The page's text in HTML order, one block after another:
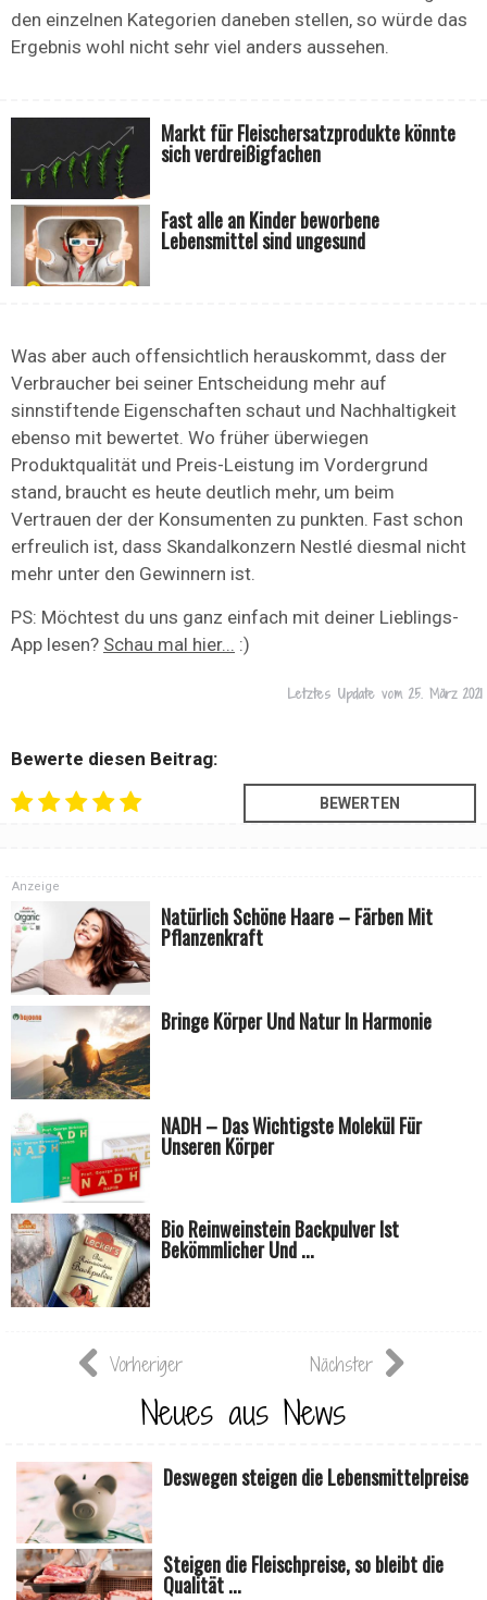
den einzelnen Kategorien daneben stellen, so würde das
Ergebnis wohl nicht sehr viel anders aussehen.
Markt für Fleischersatzprodukte könnte
sich verdreißigfachen
Fast alle an Kinder beworbene
Lebensmittel sind ungesund
Was aber auch offensichtlich herauskommt, dass der
Verbraucher bei seiner Entscheidung mehr auf
sinnstiftende Eigenschaften schaut und Nachhaltigkeit
ebenso mit bewertet. Wo früher überwiegen
Produktqualität und Preis-Leistung im Vordergrund
stand, braucht es heute deutlich mehr, um beim
Vertrauen der der Konsumenten zu punkten. Fast schon
erfreulich ist, dass Skandalkonzern Nestlé diesmal nicht
mehr unter den Gewinnern ist.
PS: Möchtest du uns ganz einfach mit deiner Lieblings-
App lesen? Schau mal hier... :)
Letztes Update vom 25. März 2021
Bewerte diesen Beitrag:
Natürlich Schöne Haare – Färben Mit
Pflanzenkraft
Bringe Körper Und Natur In Harmonie
Anzeige
NADH – Das Wichtigste Molekül Für
Unseren Körper
Bio Reinweinstein Backpulver Ist
Bekömmlicher Und ...
Vorheriger Nächster
Neues aus News
Deswegen steigen die Lebensmittelpreise
Steigen die Fleischpreise, so bleibt die
Qualität ...